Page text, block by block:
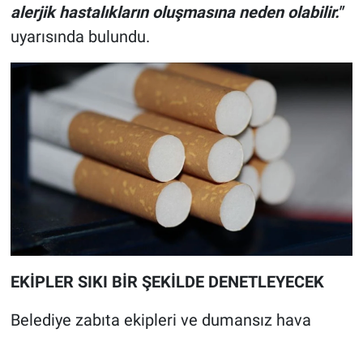
alerjik hastalıkların oluşmasına neden olabilir."
uyarısında bulundu.
EKİPLER SIKI BİR ŞEKİLDE DENETLEYECEK
Belediye zabıta ekipleri ve dumansız hava